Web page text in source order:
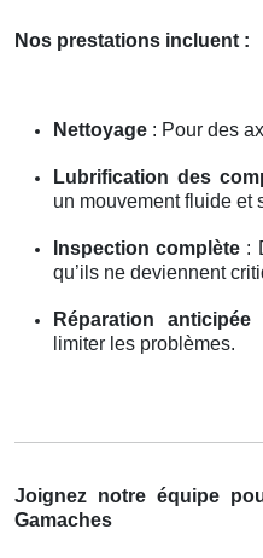
Nos prestations incluent :
Nettoyage : Pour des
Lubrification des
un mouvement fluide et
Inspection complète :
qu’ils ne deviennent
Réparation anticipée
limiter les problèmes.
Joignez notre équipe
Gamaches